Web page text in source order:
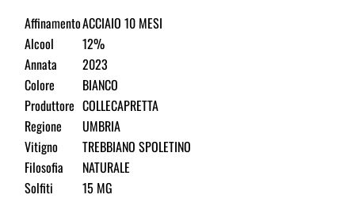
AffinamentoACCIAIO 10 MESI
Alcool
12%
Annata
2023
Colore
BIANCO
Produttore COLLECAPRETTA
Regione
UMBRIA
Vitigno
TREBBIANO SPOLETINO
Filosofia
NATURALE
Solfiti
15 MG